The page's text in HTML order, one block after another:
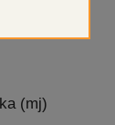
(mj)